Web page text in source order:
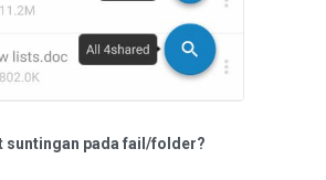
suntingan pada fail/folder?